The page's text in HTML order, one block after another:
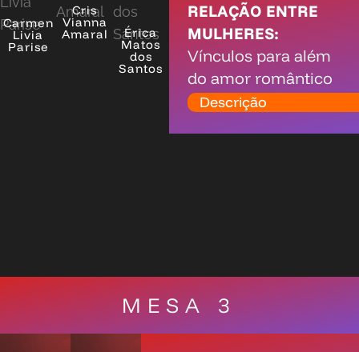
Carmen
Livia
Parise
Cris
Vianna
Amaral Érica
Matos
dos
Santos
RELAÇÃO ENTRE
MULHERES:
Vínculos para além
do amor romântico
Descrição
MESA 3